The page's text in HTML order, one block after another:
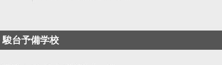
駿台予備学校